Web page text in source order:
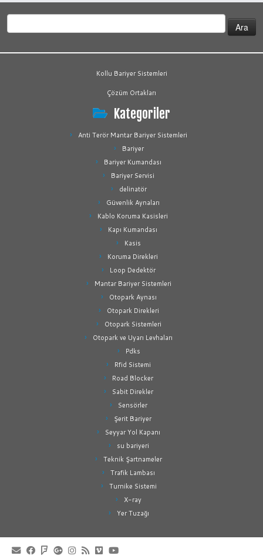
Kollu Bariyer Sistemleri
Çözüm Ortakları
Kategoriler
Anti Terör Mantar Bariyer Sistemleri
Bariyer
Bariyer Kumandası
Bariyer Servisi
delinatör
Güvenlik Aynaları
Kablo Koruma Kasisleri
Kapı Kumandası
Kasis
Koruma Direkleri
Loop Dedektör
Mantar Bariyer Sistemleri
Otopark Aynası
Otopark Direkleri
Otopark Sistemleri
Otopark ve Uyarı Levhaları
Pdks
Rfid Sistemi
Road Blocker
Sabit Direkler
Sensörler
Şerit Bariyer
Seyyar Yol Kapanı
su bariyeri
Teknik Şartnameler
Trafik Lambası
Turnike Sistemi
X-ray
Yer Tuzağı